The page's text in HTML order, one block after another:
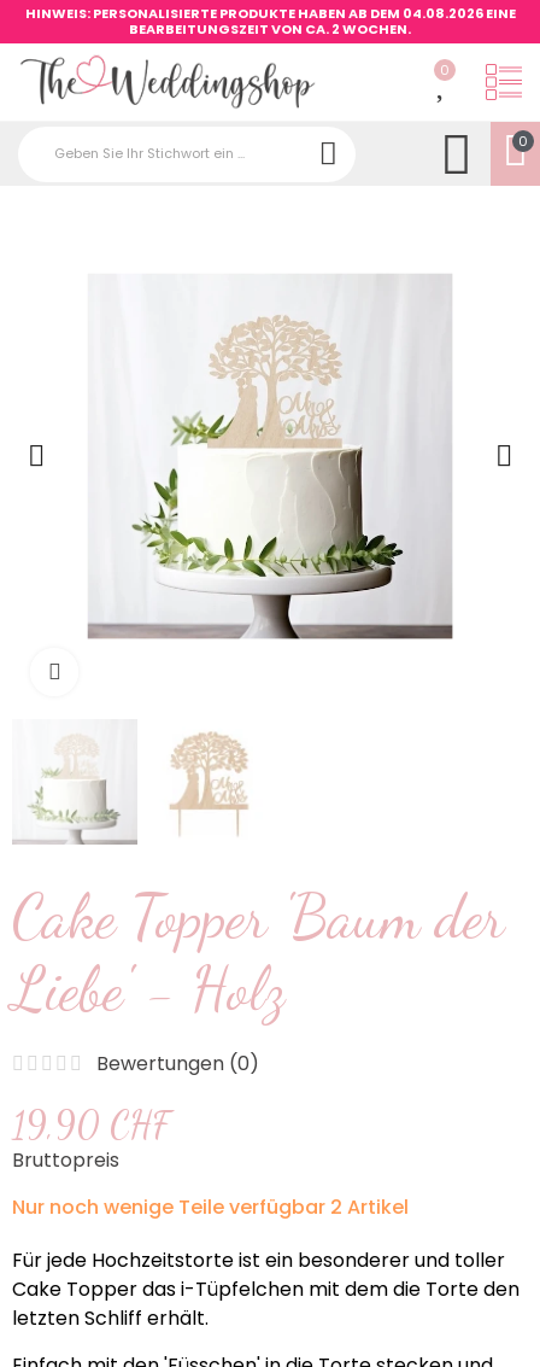
HINWEIS: PERSONALISIERTE PRODUKTE HABEN AB DEM 04.08.2026 EINE
BEARBEITUNGSZEIT VON CA. 2 WOCHEN.
0
0
Cake Topper 'Baum der
Liebe' - Holz
Bewertungen (0)
19,90 CHF
Bruttopreis
Nur noch wenige Teile verfügbar 2 Artikel
Für jede Hochzeitstorte ist ein besonderer und toller
Cake Topper das i-Tüpfelchen mit dem die Torte den
letzten Schliff erhält.